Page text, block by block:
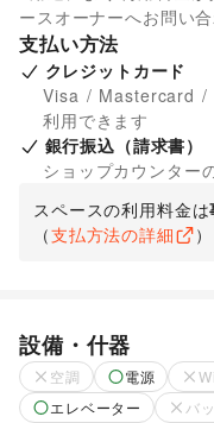
ースオーナーへお問い合
支払い方法
クレジットカード
Visa / Mastercard
利用できます
銀行振込（請求書）
ショップカウンター
スペースの利用料金は
（支払方法の詳細 ）
設備・什器
空調 電源
エレベーター
バ